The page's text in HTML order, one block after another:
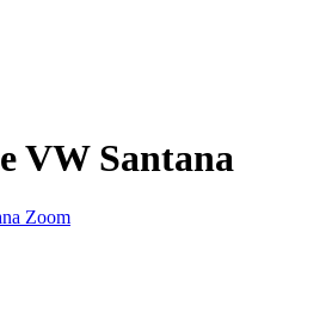
VW Santana
Zoom